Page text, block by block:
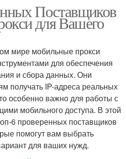
Поставщиков
для Вашего
мире мобильные прокси
для обеспечения
и сбора данных. Они
получать IP-адреса реальных
особенно важно для работы с
мобильного доступа. В этой
6 проверенных поставщиков
помогут вам выбрать
для ваших нужд.